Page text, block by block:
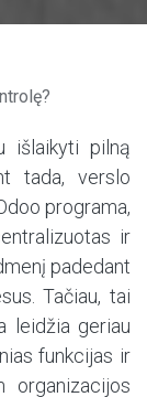
išlaikyti pilną
tada, verslo
programa,
ir
padedant
Tačiau, tai
leidžia geriau
funkcijas ir
organizacijos